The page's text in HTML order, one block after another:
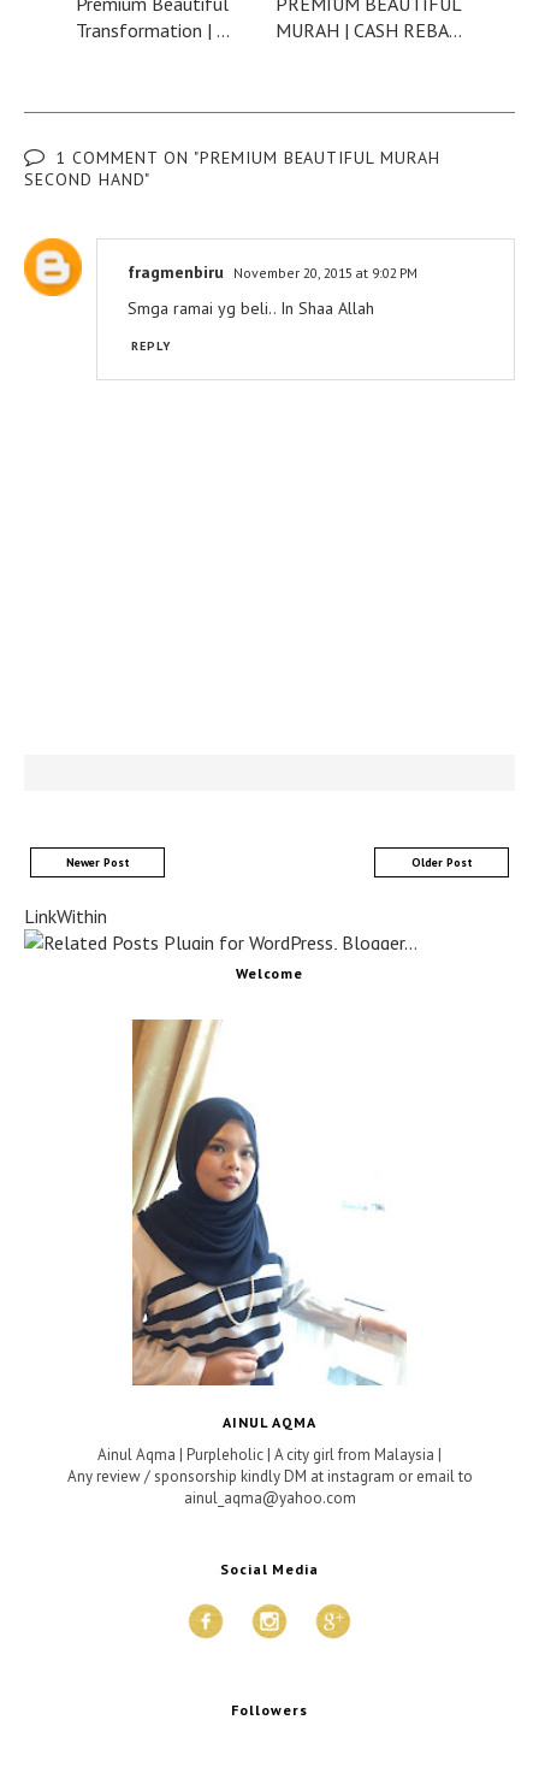
Transformation | ...
MURAH | CASH REBA...
1 COMMENT ON "PREMIUM BEAUTIFUL MURAH
SECOND HAND"
fragmenbiru November 20, 2015 at 9:02 PM
Smga ramai yg beli.. In Shaa Allah
REPLY
Newer Post Older Post
LinkWithin
Welcome
AINUL AQMA
Ainul Aqma | Purpleholic | A city girl from Malaysia |
Any review / sponsorship kindly DM at instagram or email to
ainul_aqma@yahoo.com
Social Media
Followers